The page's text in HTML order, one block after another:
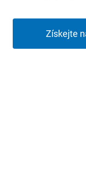
Získejte